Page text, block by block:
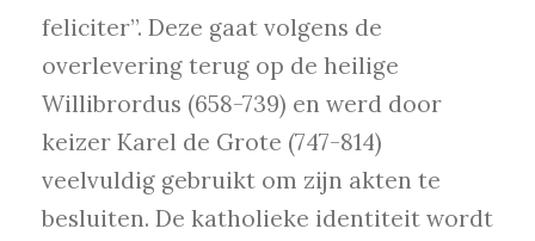
feliciter”. Deze gaat volgens de
overlevering terug op de heilige
Willibrordus (658-739) en werd door
keizer Karel de Grote (747-814)
veelvuldig gebruikt om zijn akten te
besluiten. De katholieke identiteit wordt